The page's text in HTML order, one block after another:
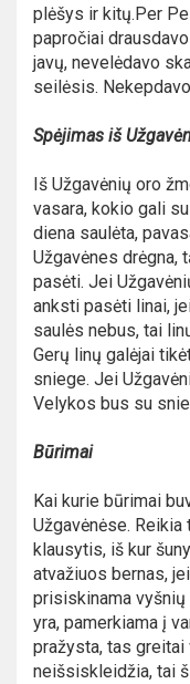
plėšys ir kitų.Per
papročiai
javų, nevelėdavo
seilėsis.
Spėjimas iš
Iš Užgavėnių oro
vasara, kokio gali
diena saulėta,
Užgavėnes drėgna,
pasėti. Jei
anksti pasėti linai,
saulės nebus, tai
Gerų linų galėjai
sniege. Jei
Velykos bus su
Būrimai
Kai kurie būrimai
Užgavėnėse.
klausytis, iš kur
atvažiuos bernas,
prisiskinama
yra, pamerkiama į
pražysta, tas
neišsiskleidžia, tai